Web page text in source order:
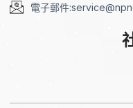
電子郵件